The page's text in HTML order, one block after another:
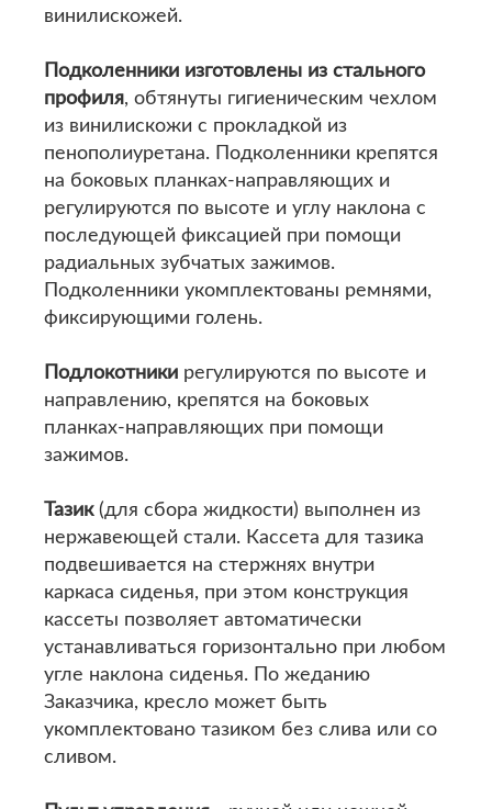
винилискожей.
Подколенники изготовлены из стального
профиля, обтянуты гигиеническим чехлом
из винилискожи с прокладкой из
пенополиуретана. Подколенники крепятся
на боковых планках-направляющих и
регулируются по высоте и углу наклона с
последующей фиксацией при помощи
радиальных зубчатых зажимов.
Подколенники укомплектованы ремнями,
фиксирующими голень.
Подлокотники регулируются по высоте и
направлению, крепятся на боковых
планках-направляющих при помощи
зажимов.
Тазик(для сбора жидкости) выполнен из
нержавеющей стали. Кассета для тазика
подвешивается на стержнях внутри
каркаса сиденья, при этом конструкция
кассеты позволяет автоматически
устанавливаться горизонтально при любом
угле наклона сиденья. По жеданию
Заказчика, кресло может быть
укомплектовано тазиком без слива или со
сливом.